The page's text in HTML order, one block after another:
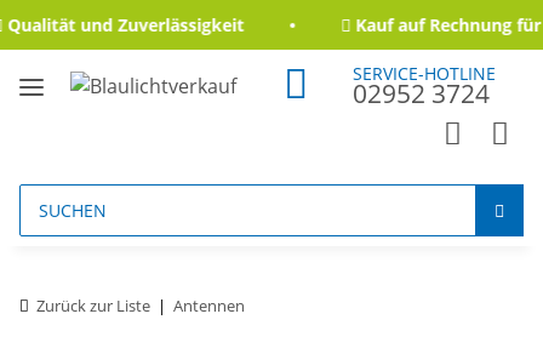
und Zuverlässigkeit Kauf auf Rechnung für
SERVICE-HOTLINE
02952 3724
Zurück zur Liste Antennen